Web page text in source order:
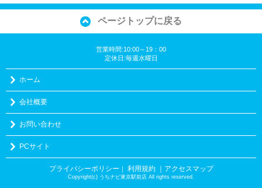
ページトップに戻る
営業時間:10:00～19：00
定休日:毎週水曜日
ホーム
会社概要
お問い合わせ
PCサイト
プライバシーポリシー 利用規約 ｜アクセスマップ
Copyright(c) うちナビ東京駅前店 All rights reserved.